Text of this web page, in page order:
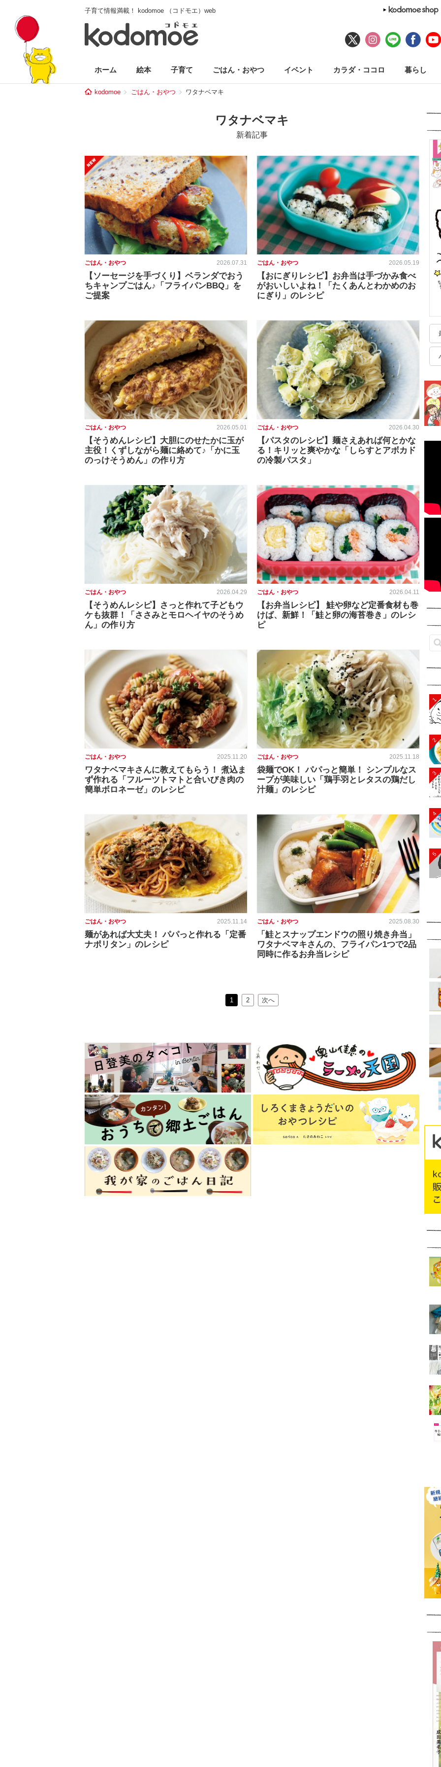
子育て情報満載！ kodomoe （コドモエ）web
ホーム 絵本 子育て ごはん・おやつ イベント カラダ・ココロ 暮らし
kodomoe ごはん・おやつ ワタナベマキ
ワタナベマキ
新着記事
ごはん・おやつ 2026.07.31
【ソーセージを手づくり】ベランダでおう
ちキャンプごはん♪「フライパンBBQ」を
ご提案
ごはん・おやつ 2026.05.19
【おにぎりレシピ】お弁当は手づかみ食べ
がおいしいよね！「たくあんとわかめのお
にぎり」のレシピ
ごはん・おやつ 2026.05.01
【そうめんレシピ】大胆にのせたかに玉が
主役！くずしながら麺に絡めて♪「かに玉
のっけそうめん」の作り方
ごはん・おやつ 2026.04.30
【パスタのレシピ】麺さえあれば何とかな
る！キリッと爽やかな「しらすとアボカド
の冷製パスタ」
ごはん・おやつ 2026.04.29
【そうめんレシピ】さっと作れて子どもウ
ケも抜群！「ささみとモロヘイヤのそうめ
ん」の作り方
ごはん・おやつ 2026.04.11
【お弁当レシピ】 鮭や卵など定番食材も巻
けば、新鮮！「鮭と卵の海苔巻き」のレシ
ピ
ごはん・おやつ 2025.11.20
ワタナベマキさんに教えてもらう！ 煮込ま
ず作れる「フルーツトマトと合いびき肉の
簡単ボロネーゼ」のレシピ
ごはん・おやつ 2025.11.18
袋麺でOK！ パパっと簡単！ シンプルなス
ープが美味しい「鶏手羽とレタスの鶏だし
汁麺」のレシピ
ごはん・おやつ 2025.11.14
麺があれば大丈夫！ パパっと作れる「定番
ナポリタン」のレシピ
ごはん・おやつ 2025.08.30
「鮭とスナップエンドウの照り焼き弁当」
ワタナベマキさんの、フライパン1つで2品
同時に作るお弁当レシピ
1 2 次へ
1
2
3
4
5